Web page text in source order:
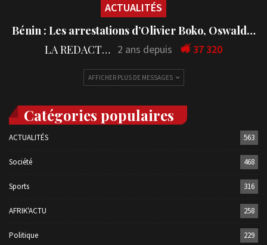
ACTUALITÉS
Bénin : Les arrestations d’Olivier Boko, Oswald…
LA REDACTION 2 ans depuis 37 320
AFFICHER PLUS DE MESSAGES
Catégories populaires
ACTUALITÉS 563
Société 468
Sports 316
AFRIK'ACTU 258
Politique 229